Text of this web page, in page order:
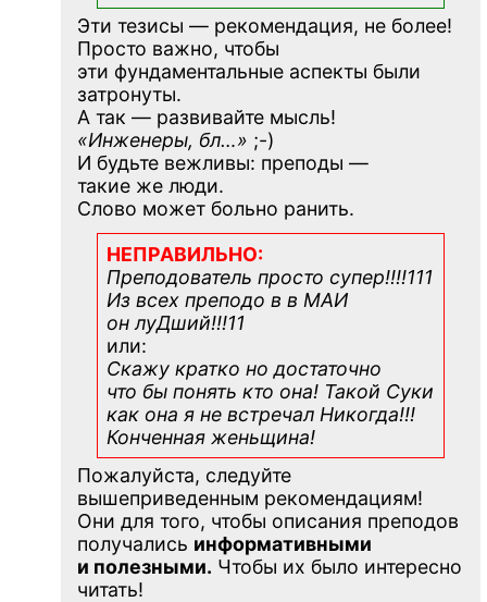
Эти тезисы — рекомендация, не более!
Просто важно, чтобы
эти фундаментальные аспекты были
затронуты.
А так — развивайте мысль!
«Инженеры, бл…» ;-)
И будьте вежливы: преподы —
такие же люди.
Слово может больно ранить.
НЕПРАВИЛЬНО:
Преподователь просто супер!!!!111
Из всех преподо в в МАИ
он луДший!!!11
или:
Скажу кратко но достаточно
что бы понять кто она! Такой Суки
как она я не встречал Никогда!!!
Конченная женьщина!
Пожалуйста, следуйте
вышеприведенным рекомендациям!
Они для того, чтобы описания преподов
получались информативными
и полезными. Чтобы их было интересно
читать!